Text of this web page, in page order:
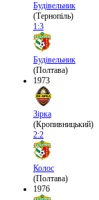
Будівельник
(Тернопіль)
1:3
Будівельник
(Полтава)
1973
Зірка
(Кропивницький)
2:2
Колос
(Полтава)
1976